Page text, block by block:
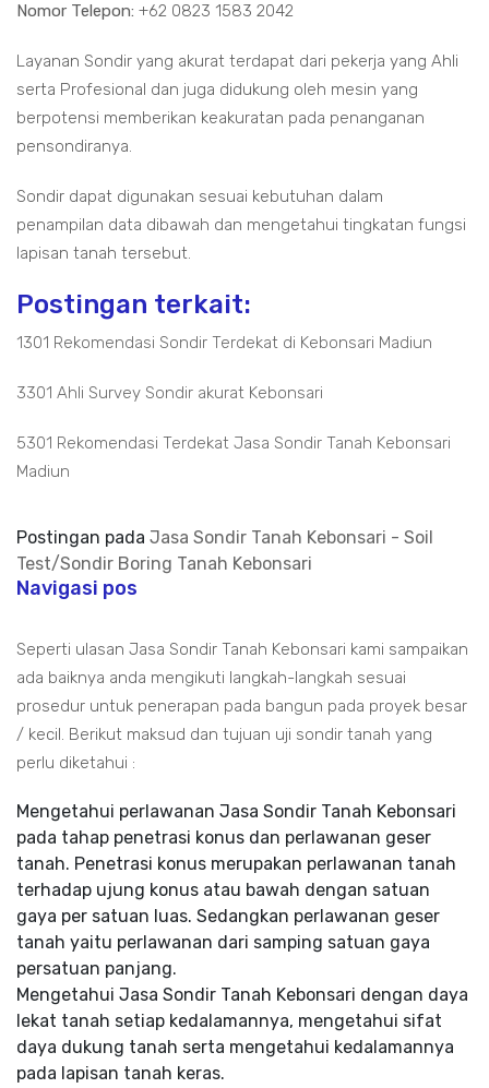
Nomor Telepon: +62 0823 1583 2042
Layanan Sondir yang akurat terdapat dari pekerja yang Ahli
serta Profesional dan juga didukung oleh mesin yang
berpotensi memberikan keakuratan pada penanganan
pensondiranya.
Sondir dapat digunakan sesuai kebutuhan dalam
penampilan data dibawah dan mengetahui tingkatan fungsi
lapisan tanah tersebut.
Postingan terkait:
1301 Rekomendasi Sondir Terdekat di Kebonsari Madiun
3301 Ahli Survey Sondir akurat Kebonsari
5301 Rekomendasi Terdekat Jasa Sondir Tanah Kebonsari
Madiun
Postingan pada Jasa Sondir Tanah Kebonsari - Soil
Test/Sondir Boring Tanah Kebonsari
Navigasi pos
Seperti ulasan Jasa Sondir Tanah Kebonsari kami sampaikan
ada baiknya anda mengikuti langkah-langkah sesuai
prosedur untuk penerapan pada bangun pada proyek besar
/ kecil. Berikut maksud dan tujuan uji sondir tanah yang
perlu diketahui :
Mengetahui perlawanan Jasa Sondir Tanah Kebonsari
pada tahap penetrasi konus dan perlawanan geser
tanah. Penetrasi konus merupakan perlawanan tanah
terhadap ujung konus atau bawah dengan satuan
gaya per satuan luas. Sedangkan perlawanan geser
tanah yaitu perlawanan dari samping satuan gaya
persatuan panjang.
Mengetahui Jasa Sondir Tanah Kebonsari dengan daya
lekat tanah setiap kedalamannya, mengetahui sifat
daya dukung tanah serta mengetahui kedalamannya
pada lapisan tanah keras.